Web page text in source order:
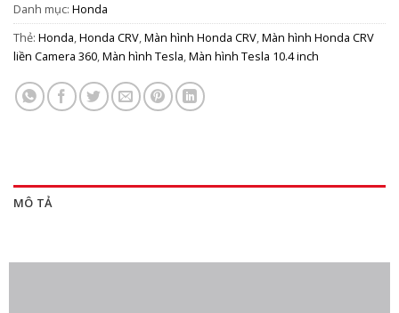
Danh mục: Honda
Thẻ: Honda,Honda CRV,Màn hình Honda CRV,Màn hình Honda CRV
liền Camera 360,Màn hình Tesla,Màn hình Tesla 10.4 inch
MÔ TẢ